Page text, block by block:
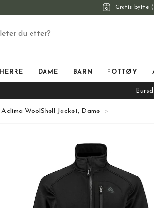
Gratis bytte
HERRE DAME BARN FOTTØY
Aclima WoolShell Jacket, Dame